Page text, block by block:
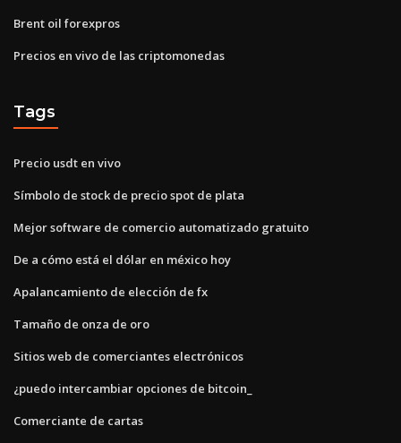
Brent oil forexpros
Precios en vivo de las criptomonedas
Tags
Precio usdt en vivo
Símbolo de stock de precio spot de plata
Mejor software de comercio automatizado gratuito
De a cómo está el dólar en méxico hoy
Apalancamiento de elección de fx
Tamaño de onza de oro
Sitios web de comerciantes electrónicos
¿puedo intercambiar opciones de bitcoin_
Comerciante de cartas